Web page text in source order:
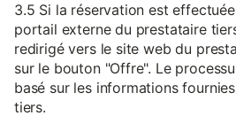
3.5 Si la réservation est
portail externe du prestataire
redirigé vers le site web du
sur le bouton "Offre". Le
basé sur les informations
tiers.